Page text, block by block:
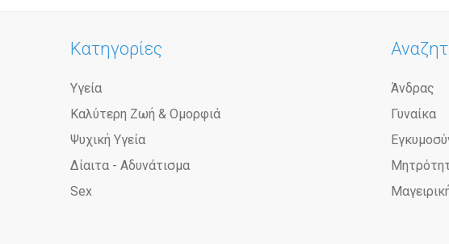
Κατηγορίες
Υγεία
Καλύτερη Ζωή & Ομορφιά
Ψυχική Υγεία
Δίαιτα - Αδυνάτισμα
Sex
Άνδρας
Γυναίκα